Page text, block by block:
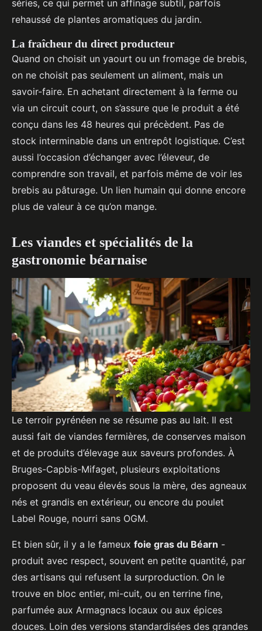
séries, ce qui permet un affinage subtil, parfois
rehaussé de plantes aromatiques du jardin.
La fraîcheur du direct producteur
Quand on choisit un yaourt ou un fromage de brebis,
on ne choisit pas seulement un aliment, mais un
savoir-faire. En achetant directement à la ferme ou
via un circuit court, on s’assure que le produit a été
conçu dans les 48 heures qui précèdent. Pas de
stock interminable dans un entrepôt logistique. C’est
aussi l’occasion d’échanger avec l’éleveur, de
comprendre son travail, et parfois même de voir les
brebis au pâturage. Un lien humain qui donne encore
plus de valeur à ce qu’on mange.
Les viandes et spécialités de la
gastronomie béarnaise
Le terroir pyrénéen ne se résume pas au lait. Il est
aussi fait de viandes fermières, de conserves maison
et de produits d’élevage aux saveurs profondes. À
Bruges-Capbis-Mifaget, plusieurs exploitations
proposent du veau élevés sous la mère, des agneaux
nés et grandis en extérieur, ou encore du poulet
Label Rouge, nourri sans OGM.
Et bien sûr, il y a le fameux foie gras du Béarn -
produit avec respect, souvent en petite quantité, par
des artisans qui refusent la surproduction. On le
trouve en bloc entier, mi-cuit, ou en terrine fine,
parfumée aux Armagnacs locaux ou aux épices
douces. Loin des versions standardisées des grandes